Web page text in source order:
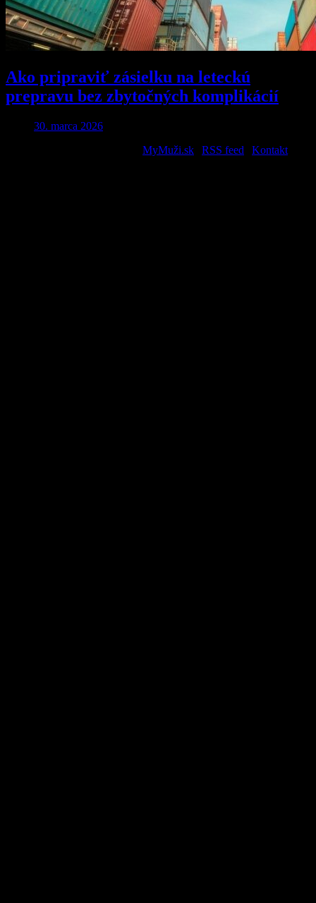
Ako pripraviť zásielku na leteckú
prepravu bez zbytočných komplikácií
30. marca 2026
MyMuži.sk RSS feed Kontakt